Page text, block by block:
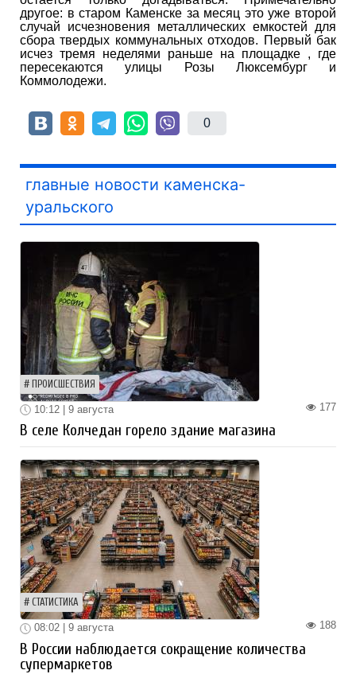
другое: в старом Каменске за месяц это уже второй
случай исчезновения металлических емкостей для
сбора твердых коммунальных отходов. Первый бак
исчез тремя неделями раньше на площадке , где
пересекаются улицы Розы Люксембург и
Коммолодежи.
0
главные новости каменска-
уральского
ПРОИСШЕСТВИЯ
177
10:12 | 9 августа
В селе Колчедан горело здание магазина
СТАТИСТИКА
188
08:02 | 9 августа
В России наблюдается сокращение количества
супермаркетов